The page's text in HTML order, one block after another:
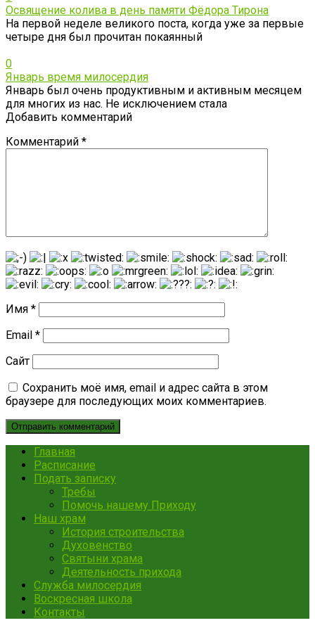
Освящение колива в день памяти Фёдора Тирона
На первой неделе великого поста, когда уже за первые
четыре дня был прочитан покаянный
0
Январь время милосердия
Январь был очень продуктивным и активным месяцем
для многих из нас. Не исключением стала
Добавить комментарий
Комментарий *
Имя *
Email *
Сайт
Сохранить моё имя, email и адрес сайта в этом
браузере для последующих моих комментариев.
Главная
Расписание
Подать записку
Требы
Помочь нашему Приходу
Наш храм
История строительства
Духовенство
Святыни храма
Деятельность прихода
Служба милосердия
Воскресная школа
Контакты